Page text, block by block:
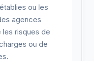
ou les
agences
les risques de
ou de